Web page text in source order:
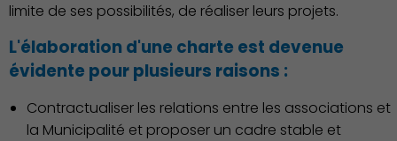
Environnement cadre de
vie
limite de ses possibilités, de réaliser leurs projets.
L'élaboration d'une charte est devenue
évidente pour plusieurs raisons :
Contractualiser les relations entre les associations et
la Municipalité et proposer un cadre stable et